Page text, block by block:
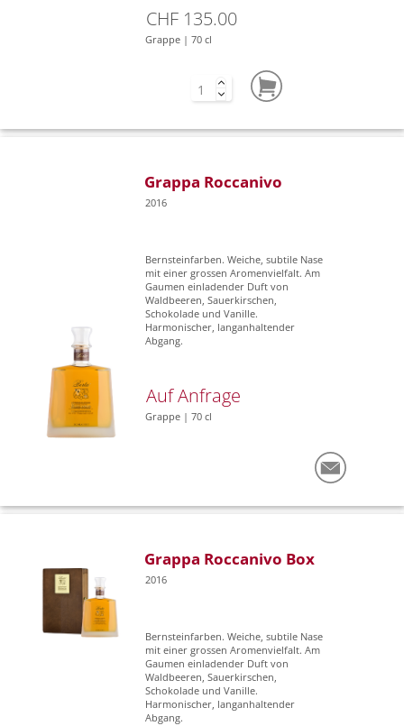
CHF 135.00
Grappe | 70 cl
Grappa Roccanivo
2016
Bernsteinfarben. Weiche, subtile Nase
mit einer grossen Aromenvielfalt. Am
Gaumen einladender Duft von
Waldbeeren, Sauerkirschen,
Schokolade und Vanille.
Harmonischer, langanhaltender
Abgang.
Auf Anfrage
Grappe | 70 cl
Grappa Roccanivo Box
2016
Bernsteinfarben. Weiche, subtile Nase
mit einer grossen Aromenvielfalt. Am
Gaumen einladender Duft von
Waldbeeren, Sauerkirschen,
Schokolade und Vanille.
Harmonischer, langanhaltender
Abgang.